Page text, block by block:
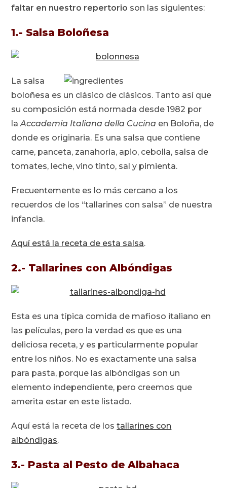
faltar en nuestro repertorio son las siguientes:
1.- Salsa Boloñesa
La salsa
boloñesa es un clásico de clásicos. Tanto así que
su composición está normada desde 1982 por
laAccademia Italiana della Cucina en Boloña, de
donde es originaria. Es una salsa que contiene
carne, panceta, zanahoria, apio, cebolla, salsa de
tomates, leche, vino tinto, sal y pimienta.
Frecuentemente es lo más cercano a los
recuerdos de los “tallarines con salsa” de nuestra
infancia.
Aquí está la receta de esta salsa.
2.- Tallarines con Albóndigas
Esta es una típica comida de mafioso italiano en
las películas, pero la verdad es que es una
deliciosa receta, y es particularmente popular
entre los niños. No es exactamente una salsa
para pasta, porque las albóndigas son un
elemento independiente, pero creemos que
amerita estar en este listado.
Aquí está la receta de lostallarines con
albóndigas.
3.- Pasta al Pesto de Albahaca